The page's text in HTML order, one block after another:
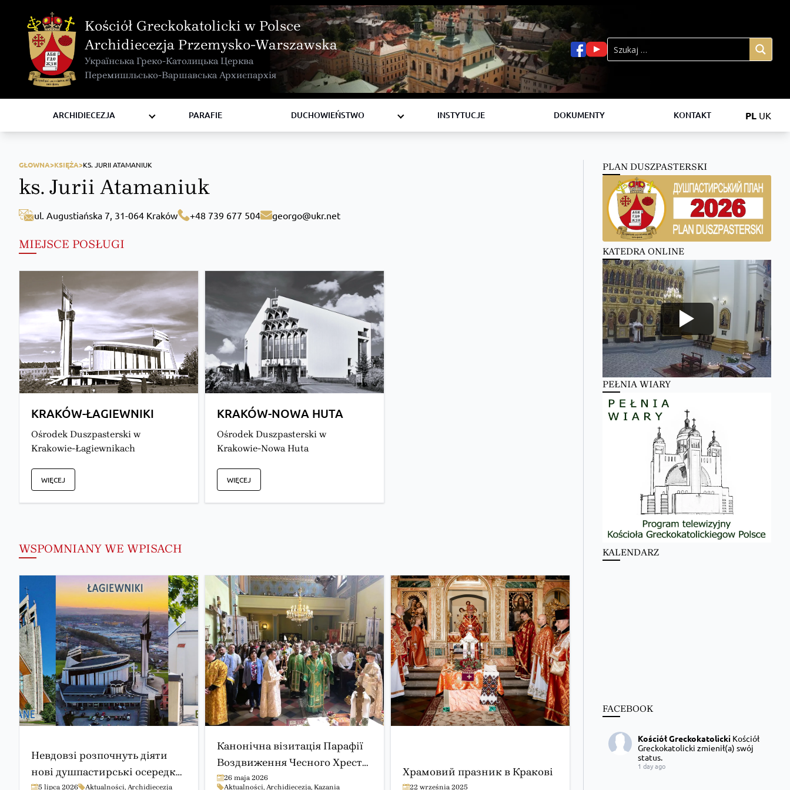
Kościół Greckokatolicki w Polsce
Archidiecezja Przemysko-Warszawska
Українська Греко-Католицька Церква
Перемишльсько-Варшавська Архиєпархія
ARCHIDIECEZJA
KURIA METROPOLITALNA
KAPITUŁA
KOMISJE I WYDZIAŁY
RADY
ZAKONY I ZGROMADZENIA
PARAFIE
DUCHOWIEŃSTWO
BISKUPI
KSIĘŻA
INSTYTUCJE
DOKUMENTY KONTAKT PL UK
GŁOWNA>KSIĘŻA>KS. JURII ATAMANIUK
ks. Jurii Atamaniuk
ul. Augustiańska 7, 31-064 Kraków +48 739 677 504 georgo@ukr.net
MIEJSCE POSŁUGI
KRAKÓW-ŁAGIEWNIKI
Ośrodek Duszpasterski w
Krakowie-Łagiewnikach
WIĘCEJ
KRAKÓW-NOWA HUTA
Ośrodek Duszpasterski w
Krakowie-Nowa Huta
WIĘCEJ
WSPOMNIANY WE WPISACH
Невдовзі розпочнуть діяти
нові душпастирські осередки
5 lipca 2026 Aktualności, Archidiecezja
Канонічна візитація Парафії
Воздвиження Чесного Хреста
в Кракові (проповідь)
26 maja 2026
Aktualności, Archidiecezja, Kazania
Храмовий празник в Кракові
22 września 2025
PLAN DUSZPASTERSKI
KATEDRA ONLINE
PEŁNIA WIARY
KALENDARZ
FACEBOOK
Kościół Greckokatolicki Kościół
Greckokatolicki zmienił(a) swój
status.
1 day ago